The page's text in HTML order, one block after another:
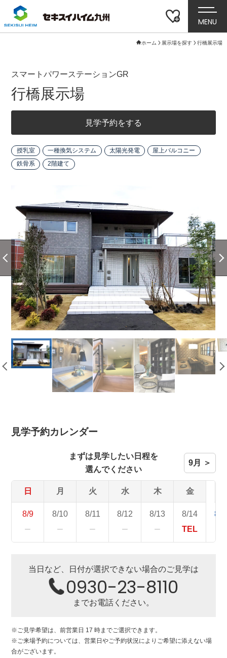
MENU
ホーム 展示場を探す 行橋展示場
スマートパワーステーションGR
行橋展示場
見学予約をする
授乳室 一種換気システム 太陽光発電
屋上バルコニー
鉄骨系
2階建て
見学予約カレンダー
まずは見学したい日程を
選んでください
9月 ＞
日
8/9
−
月
8/10
−
火
8/11
−
水
8/12
−
木
8/13
−
金
8/14
TEL
8/
当日など、日付が選択できない場合のご見学は
0930-23-8110
までお電話ください。
※ご見学希望は、前営業日 17 時までご選択できます。
※ご来場予約については、営業日やご予約状況によりご希望に添えない場
合がございます。